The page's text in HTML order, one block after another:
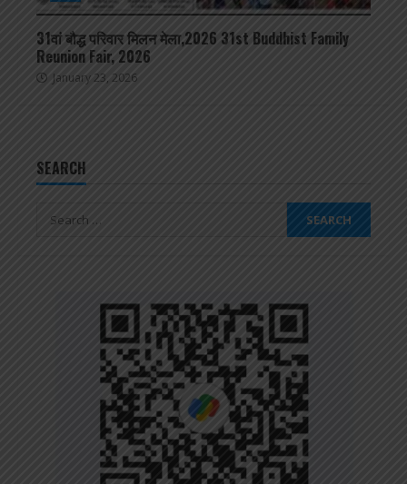
31वां बौद्ध परिवार मिलन मेला,2026 31st Buddhist Family
Reunion Fair, 2026
January 23, 2026
SEARCH
Search